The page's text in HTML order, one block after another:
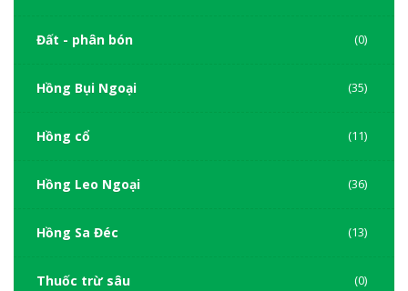
Đất - phân bón (0)
Hồng Bụi Ngoại (35)
Hồng cổ (11)
Hồng Leo Ngoại (36)
Hồng Sa Đéc (13)
Thuốc trừ sâu (0)